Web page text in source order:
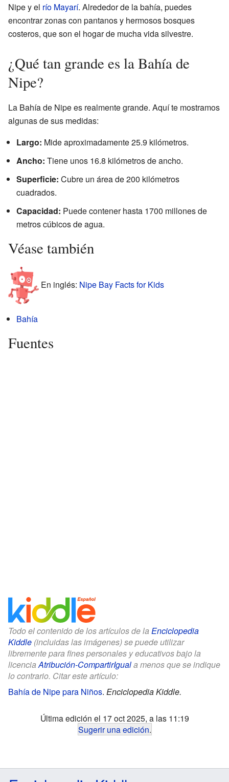
Nipe y el río Mayarí. Alrededor de la bahía, puedes
encontrar zonas con pantanos y hermosos bosques
costeros, que son el hogar de mucha vida silvestre.
¿Qué tan grande es la Bahía de
Nipe?
La Bahía de Nipe es realmente grande. Aquí te mostramos
algunas de sus medidas:
Largo: Mide aproximadamente 25.9 kilómetros.
Ancho: Tiene unos 16.8 kilómetros de ancho.
Superficie: Cubre un área de 200 kilómetros
cuadrados.
Capacidad: Puede contener hasta 1700 millones de
metros cúbicos de agua.
Véase también
En inglés: Nipe Bay Facts for Kids
Bahía
Fuentes
Todo el contenido de los artículos de la Enciclopedia
Kiddle (incluidas las imágenes) se puede utilizar
libremente para fines personales y educativos bajo la
licenciaAtribución-CompartirIguala menos que se indique
lo contrario. Citar este artículo:
Bahía de Nipe para Niños. Enciclopedia Kiddle.
Última edición el 17 oct 2025, a las 11:19
Sugerir una edición.